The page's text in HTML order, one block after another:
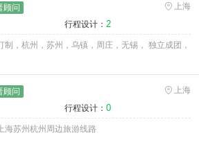
顾问
上海
行程设计： 2
制，杭州，苏州，乌镇，周庄，无锡， 独立成团，
顾问
上海
行程设计： 0
海苏州杭州周边旅游线路